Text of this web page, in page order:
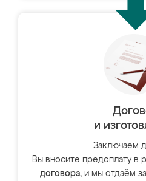
и
Заключаем
Вы вносите предоплату в
договора, и мы отдаём